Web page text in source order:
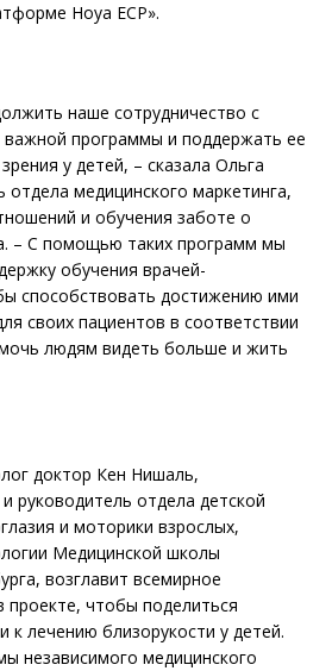
Hoya ECP».
наше сотрудничество с
важной программы и поддержать ее
у детей, – сказала Ольга
отдела медицинского маркетинга,
и обучения заботе о
– С помощью таких программ мы
обучения врачей-
способствовать достижению ими
своих пациентов в соответствии
людям видеть больше и жить
доктор Кен Нишаль,
руководитель отдела детской
и моторики взрослых,
Медицинской школы
возглавит всемирное
проекте, чтобы поделиться
лечению близорукости у детей.
независимого медицинского